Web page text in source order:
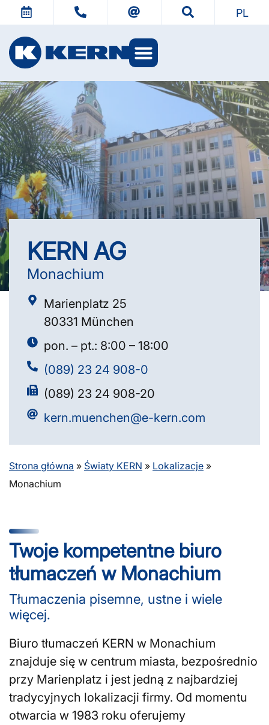
PL
KERN AG
Monachium
Marienplatz 25
80331 München
pon. – pt.: 8:00 – 18:00
(089) 23 24 908-0
(089) 23 24 908-20
kern.muenchen@e-kern.com
Strona główna » Światy KERN » Lokalizacje »
Monachium
Twoje kompetentne biuro
tłumaczeń w Monachium
Tłumaczenia pisemne, ustne i wiele
więcej.
Biuro tłumaczeń KERN w Monachium
znajduje się w centrum miasta, bezpośrednio
przy Marienplatz i jest jedną z najbardziej
tradycyjnych lokalizacji firmy. Od momentu
otwarcia w 1983 roku oferujemy